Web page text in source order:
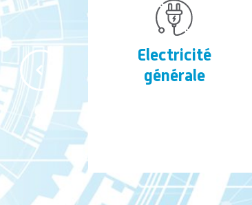
Electricité
générale